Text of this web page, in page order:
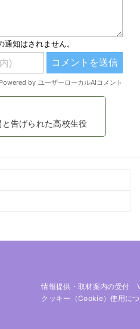
告げられた高校生役
情報提供・取材案内の受付
クッキー（cookie）使用に